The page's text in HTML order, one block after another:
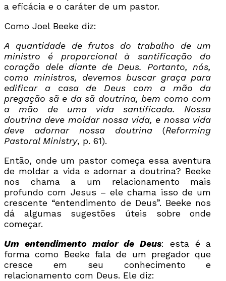
a eficácia e o caráter de um pastor.
Como Joel Beeke diz:
A quantidade de frutos do trabalho de um
ministro é proporcional à santificação do
coração dele diante de Deus. Portanto, nós,
como ministros, devemos buscar graça para
edificar a casa de Deus com a mão da
pregação sã e da sã doutrina, bem como com
a mão de uma vida santificada. Nossa
doutrina deve moldar nossa vida, e nossa vida
deve adornar nossa doutrina(Reforming
Pastoral Ministry, p. 61).
Então, onde um pastor começa essa aventura
de moldar a vida e adornar a doutrina? Beeke
nos chama a um relacionamento mais
profundo com Jesus – ele chama isso de um
crescente “entendimento de Deus”. Beeke nos
dá algumas sugestões úteis sobre onde
começar.
Um entendimento maior de Deus: esta é a
forma como Beeke fala de um pregador que
cresce em seu conhecimento e
relacionamento com Deus. Ele diz: